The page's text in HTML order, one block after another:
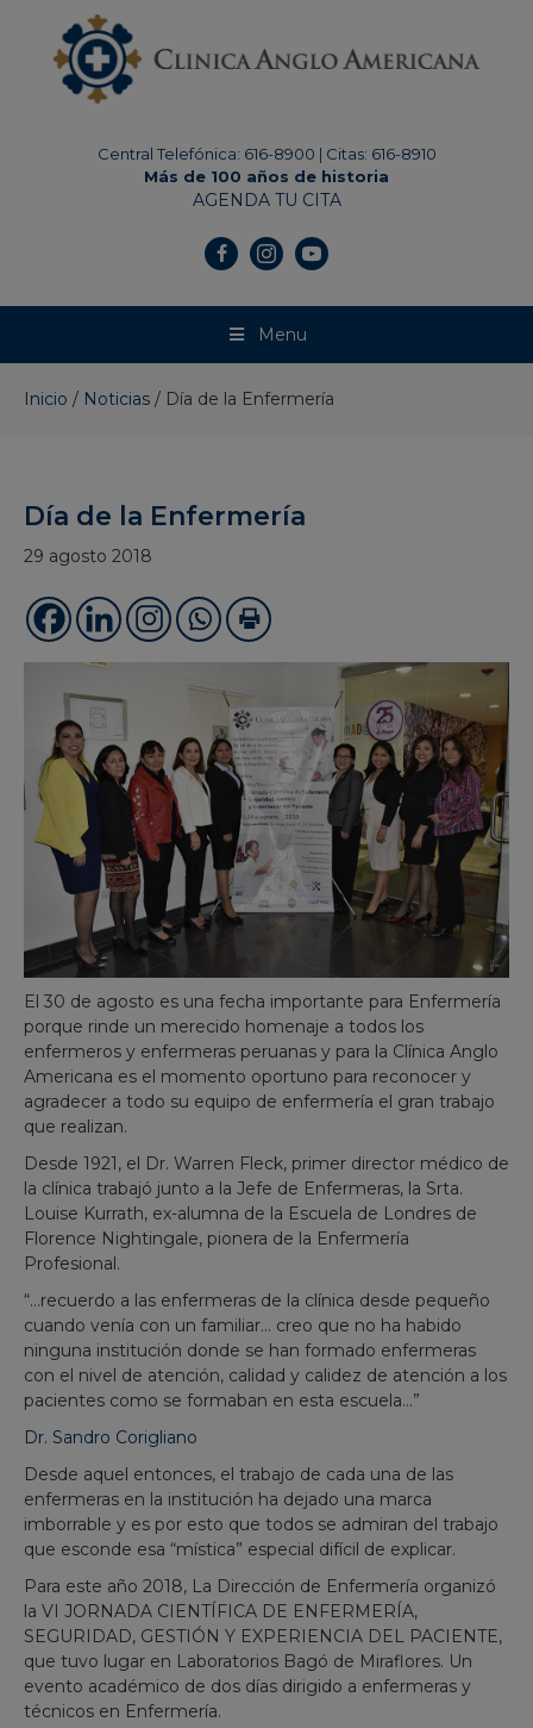
Central Telefónica: 616-8900 | Citas: 616-8910
Más de 100 años de historia
AGENDA TU CITA
Menu
Inicio / Noticias / Día de la Enfermería
Día de la Enfermería
29 agosto 2018
El 30 de agosto es una fecha importante para Enfermería
porque rinde un merecido homenaje a todos los
enfermeros y enfermeras peruanas y para la Clínica Anglo
Americana es el momento oportuno para reconocer y
agradecer a todo su equipo de enfermería el gran trabajo
que realizan.
Desde 1921, el Dr. Warren Fleck, primer director médico de
la clínica trabajó junto a la Jefe de Enfermeras, la Srta.
Louise Kurrath, ex-alumna de la Escuela de Londres de
Florence Nightingale, pionera de la Enfermería
Profesional.
“…recuerdo a las enfermeras de la clínica desde pequeño
cuando venía con un familiar… creo que no ha habido
ninguna institución donde se han formado enfermeras
con el nivel de atención, calidad y calidez de atención a los
pacientes como se formaban en esta escuela…”
Dr. Sandro Corigliano
Desde aquel entonces, el trabajo de cada una de las
enfermeras en la institución ha dejado una marca
imborrable y es por esto que todos se admiran del trabajo
que esconde esa “mística” especial difícil de explicar.
Para este año 2018, La Dirección de Enfermería organizó
la VI JORNADA CIENTÍFICA DE ENFERMERÍA,
SEGURIDAD, GESTIÓN Y EXPERIENCIA DEL PACIENTE,
que tuvo lugar en Laboratorios Bagó de Miraflores. Un
evento académico de dos días dirigido a enfermeras y
técnicos en Enfermería.